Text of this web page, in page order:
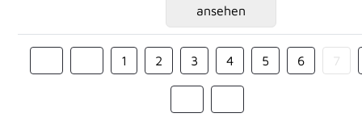
ansehen
1 2 3 4 5 6 7